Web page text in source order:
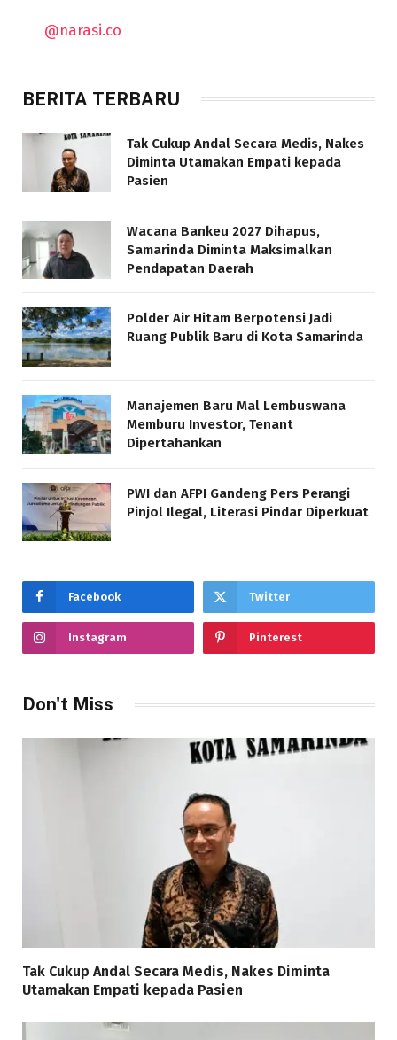
@narasi.co
BERITA TERBARU
Tak Cukup Andal Secara Medis, Nakes
Diminta Utamakan Empati kepada
Pasien
Wacana Bankeu 2027 Dihapus,
Samarinda Diminta Maksimalkan
Pendapatan Daerah
Polder Air Hitam Berpotensi Jadi
Ruang Publik Baru di Kota Samarinda
Manajemen Baru Mal Lembuswana
Memburu Investor, Tenant
Dipertahankan
PWI dan AFPI Gandeng Pers Perangi
Pinjol Ilegal, Literasi Pindar Diperkuat
Facebook Twitter
Instagram Pinterest
Don't Miss
Tak Cukup Andal Secara Medis, Nakes Diminta
Utamakan Empati kepada Pasien